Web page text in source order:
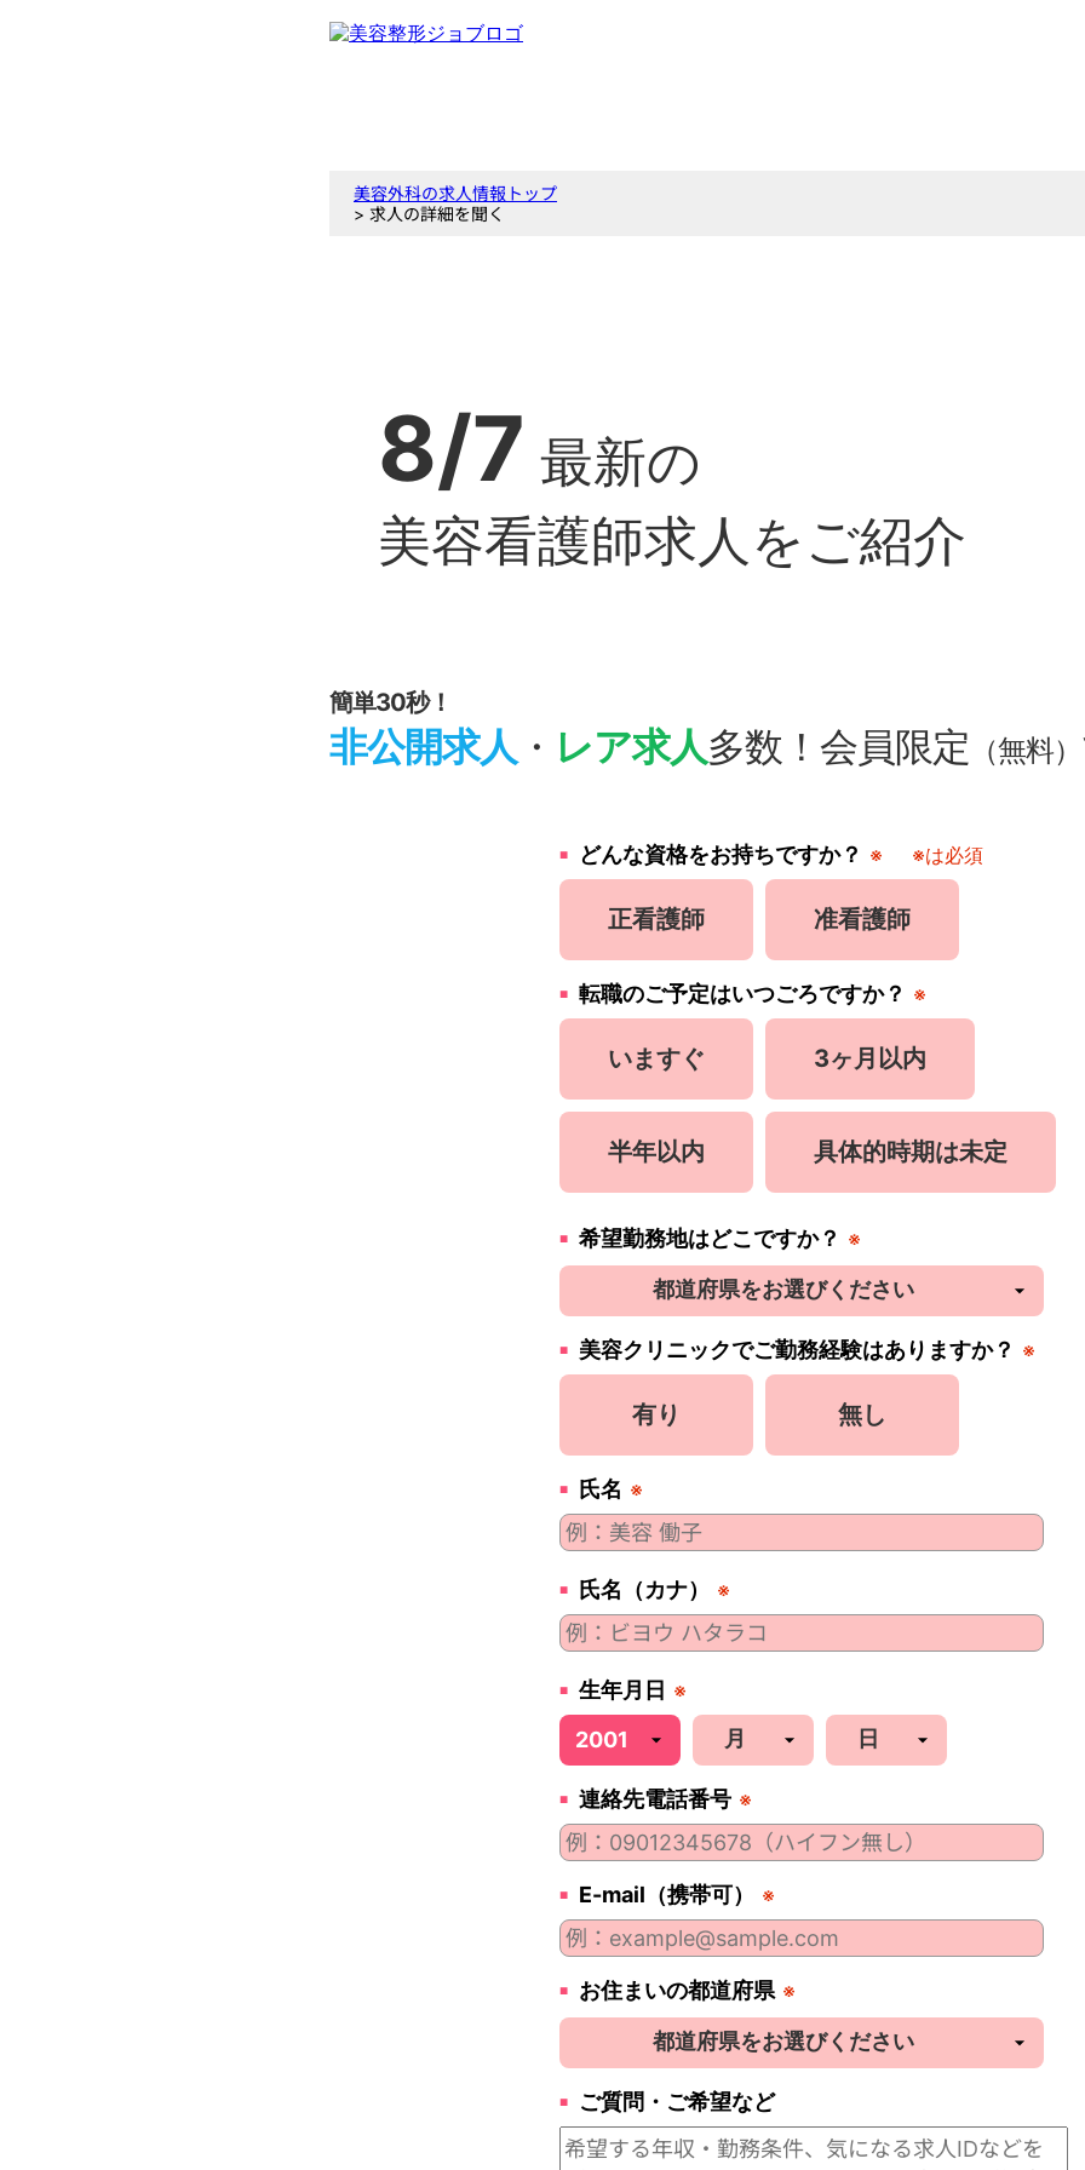
美容外科の求人情報トップ
> 求人の詳細を聞く
8/7 最新の
美容看護師求人をご紹介
簡単30秒！
非公開求人 ・ レア求人多数！会員限定 （無料）
どんな資格をお持ちですか？ ※ ※は必須
正看護師 准看護師
転職のご予定はいつごろですか？ ※
いますぐ 3ヶ月以内
半年以内 具体的時期は未定
希望勤務地はどこですか？ ※
美容クリニックでご勤務経験はありますか？ ※
有り 無し
氏名 ※
氏名（カナ） ※
生年月日 ※
連絡先電話番号 ※
E-mail（携帯可） ※
お住まいの都道府県 ※
ご質問・ご希望など